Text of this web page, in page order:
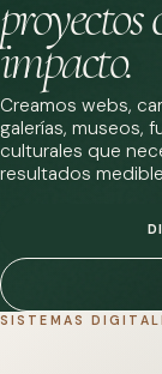
proyectos
impacto.
Creamos webs,
galerías, museos,
culturales que
resultados
SISTEMAS